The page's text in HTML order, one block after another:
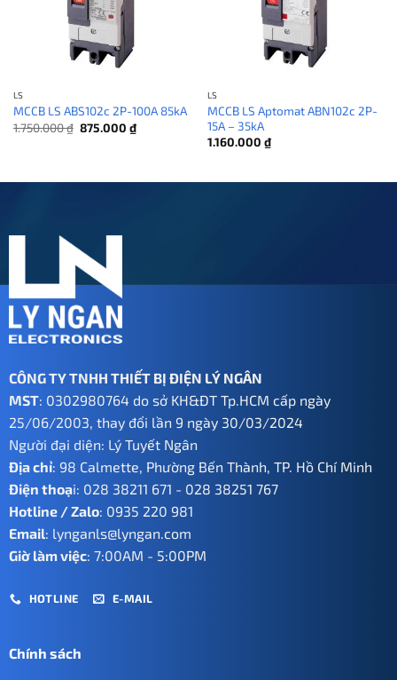
LS
MCCB LS ABS102c 2P-100A 85kA
1.750.000₫ Giá
gốc
875.000 ₫Giá
hiện
LS
MCCB LS Aptomat ABN102c 2P-
15A – 35kA
1.160.000 ₫
CÔNG TY TNHH THIẾT BỊ ĐIỆN LÝ NGÂN
MST: 0302980764 do sở KH&ĐT Tp.HCM cấp ngày
25/06/2003, thay đổi lần 9 ngày 30/03/2024
Người đại diện: Lý Tuyết Ngân
Địa chỉ: 98 Calmette, Phường Bến Thành, TP. Hồ Chí Minh
Điện thoại: 028 38211 671 - 028 38251 767
Hotline / Zalo: 0935 220 981
Email: lynganls@lyngan.com
Giờ làm việc: 7:00AM - 5:00PM
HOTLINE E-MAIL
Chính sách